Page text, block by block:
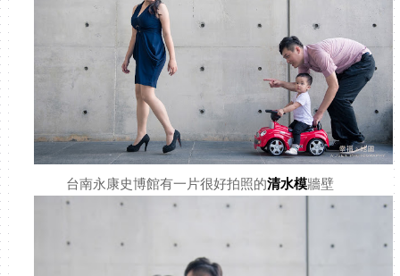
台南永康史博館有一片很好拍照的清水模牆壁